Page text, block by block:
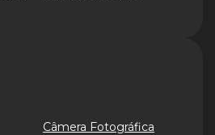
Câmera Fotográfica